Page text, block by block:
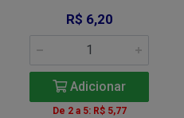
R$ 6,20
Adicionar
De 2 a 5: R$ 5,77